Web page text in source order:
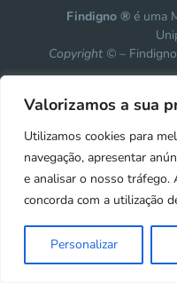
Valorizamos a sua
Utilizamos cookies para
navegação, apresentar
e analisar o nosso tráfego.
concorda com a utilização
Personalizar
Findigno ® é uma
Copyright © –